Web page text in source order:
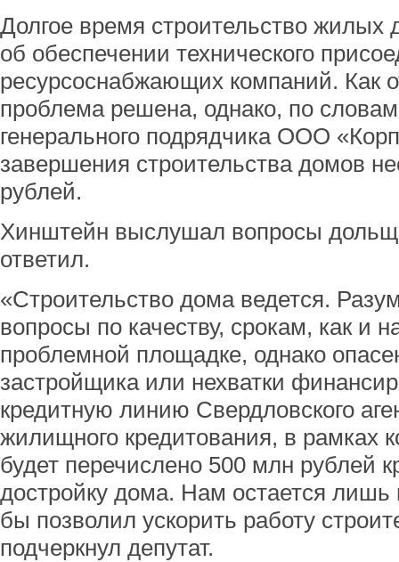
Долгое время строительство жилых
об обеспечении технического
ресурсоснабжающих компаний. Как
проблема решена, однако, по
генерального подрядчика ООО
завершения строительства домов
рублей.
Хинштейн выслушал вопросы
ответил.
«Строительство дома ведется.
вопросы по качеству, срокам, как и
проблемной площадке, однако
застройщика или нехватки
кредитную линию Свердловского
жилищного кредитования, в рамках
будет перечислено 500 млн рублей
достройку дома. Нам остается лишь
бы позволил ускорить работу
подчеркнул депутат.